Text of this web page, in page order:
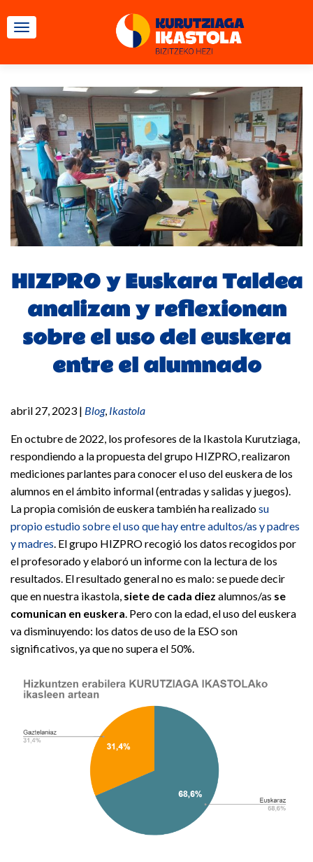
CAMBIAR NAVEGACIÓN
HIZPRO y Euskara Taldea
analizan y reflexionan
sobre el uso del euskera
entre el alumnado
abril 27, 2023 | Blog, Ikastola
En octubre de 2022, los profesores de la Ikastola Kurutziaga,
respondiendo a la propuesta del grupo HIZPRO, realizaron
mediciones parlantes para conocer el uso del euskera de los
alumnos en el ámbito informal (entradas y salidas y juegos).
La propia comisión de euskera también ha realizadosu
propio estudio sobre el uso que hay entre adultos/as y padres
y madres. El grupo HIZPRO recogió los datos recogidos por
el profesorado y elaboró un informe con la lectura de los
resultados. El resultado general no es malo: se puede decir
que en nuestra ikastola, siete de cada diez alumnos/as se
comunican en euskera. Pero con la edad, el uso del euskera
va disminuyendo: los datos de uso de la ESO son
significativos, ya que no supera el 50%.